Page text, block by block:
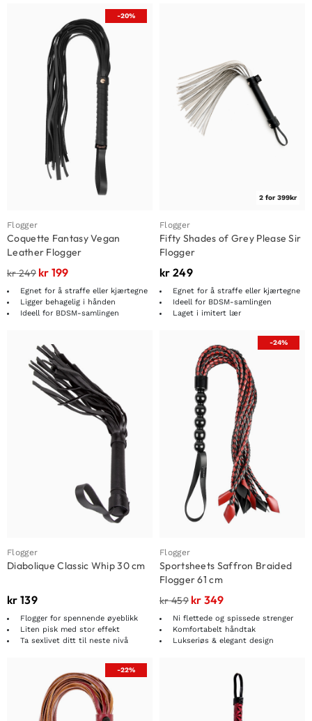
-20%
Flogger
Coquette Fantasy Vegan
Leather Flogger
kr249 kr 199
Egnet for å straffe eller kjærtegne
Ligger behagelig i hånden
Ideell for BDSM-samlingen
2 for 399kr
Flogger
Fifty Shades of Grey Please Sir
Flogger
kr 249
Egnet for å straffe eller kjærtegne
Ideell for BDSM-samlingen
Laget i imitert lær
Flogger
Diabolique Classic Whip 30 cm
kr 139
Flogger for spennende øyeblikk
Liten pisk med stor effekt
Ta sexlivet ditt til neste nivå
-24%
Flogger
Sportsheets Saffron Braided
Flogger 61 cm
kr459 kr 349
Ni flettede og spissede strenger
Komfortabelt håndtak
Lukseriøs & elegant design
-22%